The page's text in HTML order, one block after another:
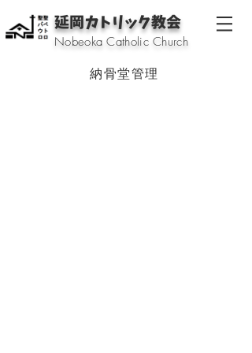
延岡カトリック教会
Nobeoka Catholic Church
納骨堂管理